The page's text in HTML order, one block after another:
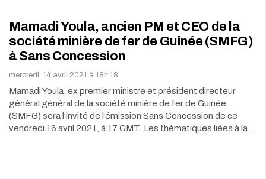
Mamadi Youla, ancien PM et CEO de la
société minière de fer de Guinée (SMFG)
à Sans Concession
mercredi, 14 avril 2021 à 18h:18
Mamadi Youla, ex premier ministre et président directeur
général général de la société minière de fer de Guinée
(SMFG) sera l’invité de l’émission Sans Concession de ce
vendredi 16 avril 2021, à 17 GMT. Les thématiques liées à la…